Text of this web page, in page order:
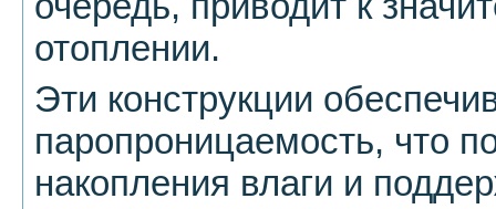
отоплении.
Эти конструкции
паропроницаемость, что
накопления влаги и